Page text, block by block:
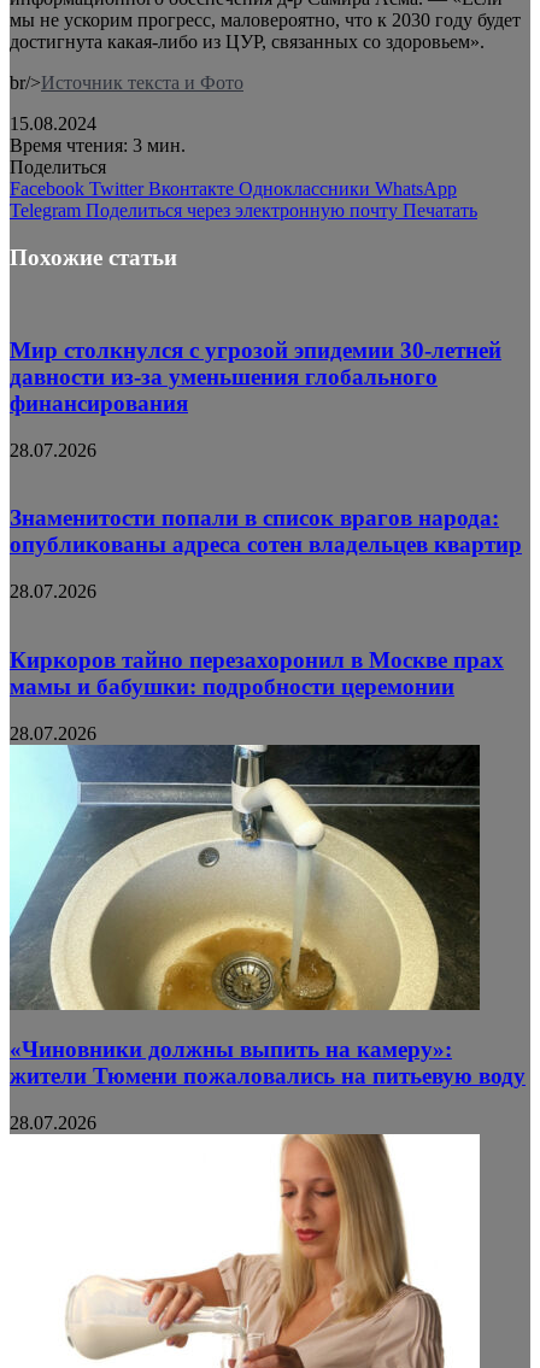
мы не ускорим прогресс, маловероятно, что к 2030 году будет
достигнута какая-либо из ЦУР, связанных со здоровьем».
br/>Источник текста и Фото
15.08.2024
Время чтения: 3 мин.
Поделиться
Facebook Twitter Вконтакте Одноклассники WhatsApp
Telegram Поделиться через электронную почту Печатать
Похожие статьи
Мир столкнулся с угрозой эпидемии 30-летней
давности из-за уменьшения глобального
финансирования
28.07.2026
Знаменитости попали в список врагов народа:
опубликованы адреса сотен владельцев квартир
28.07.2026
Киркоров тайно перезахоронил в Москве прах
мамы и бабушки: подробности церемонии
28.07.2026
«Чиновники должны выпить на камеру»:
жители Тюмени пожаловались на питьевую воду
28.07.2026